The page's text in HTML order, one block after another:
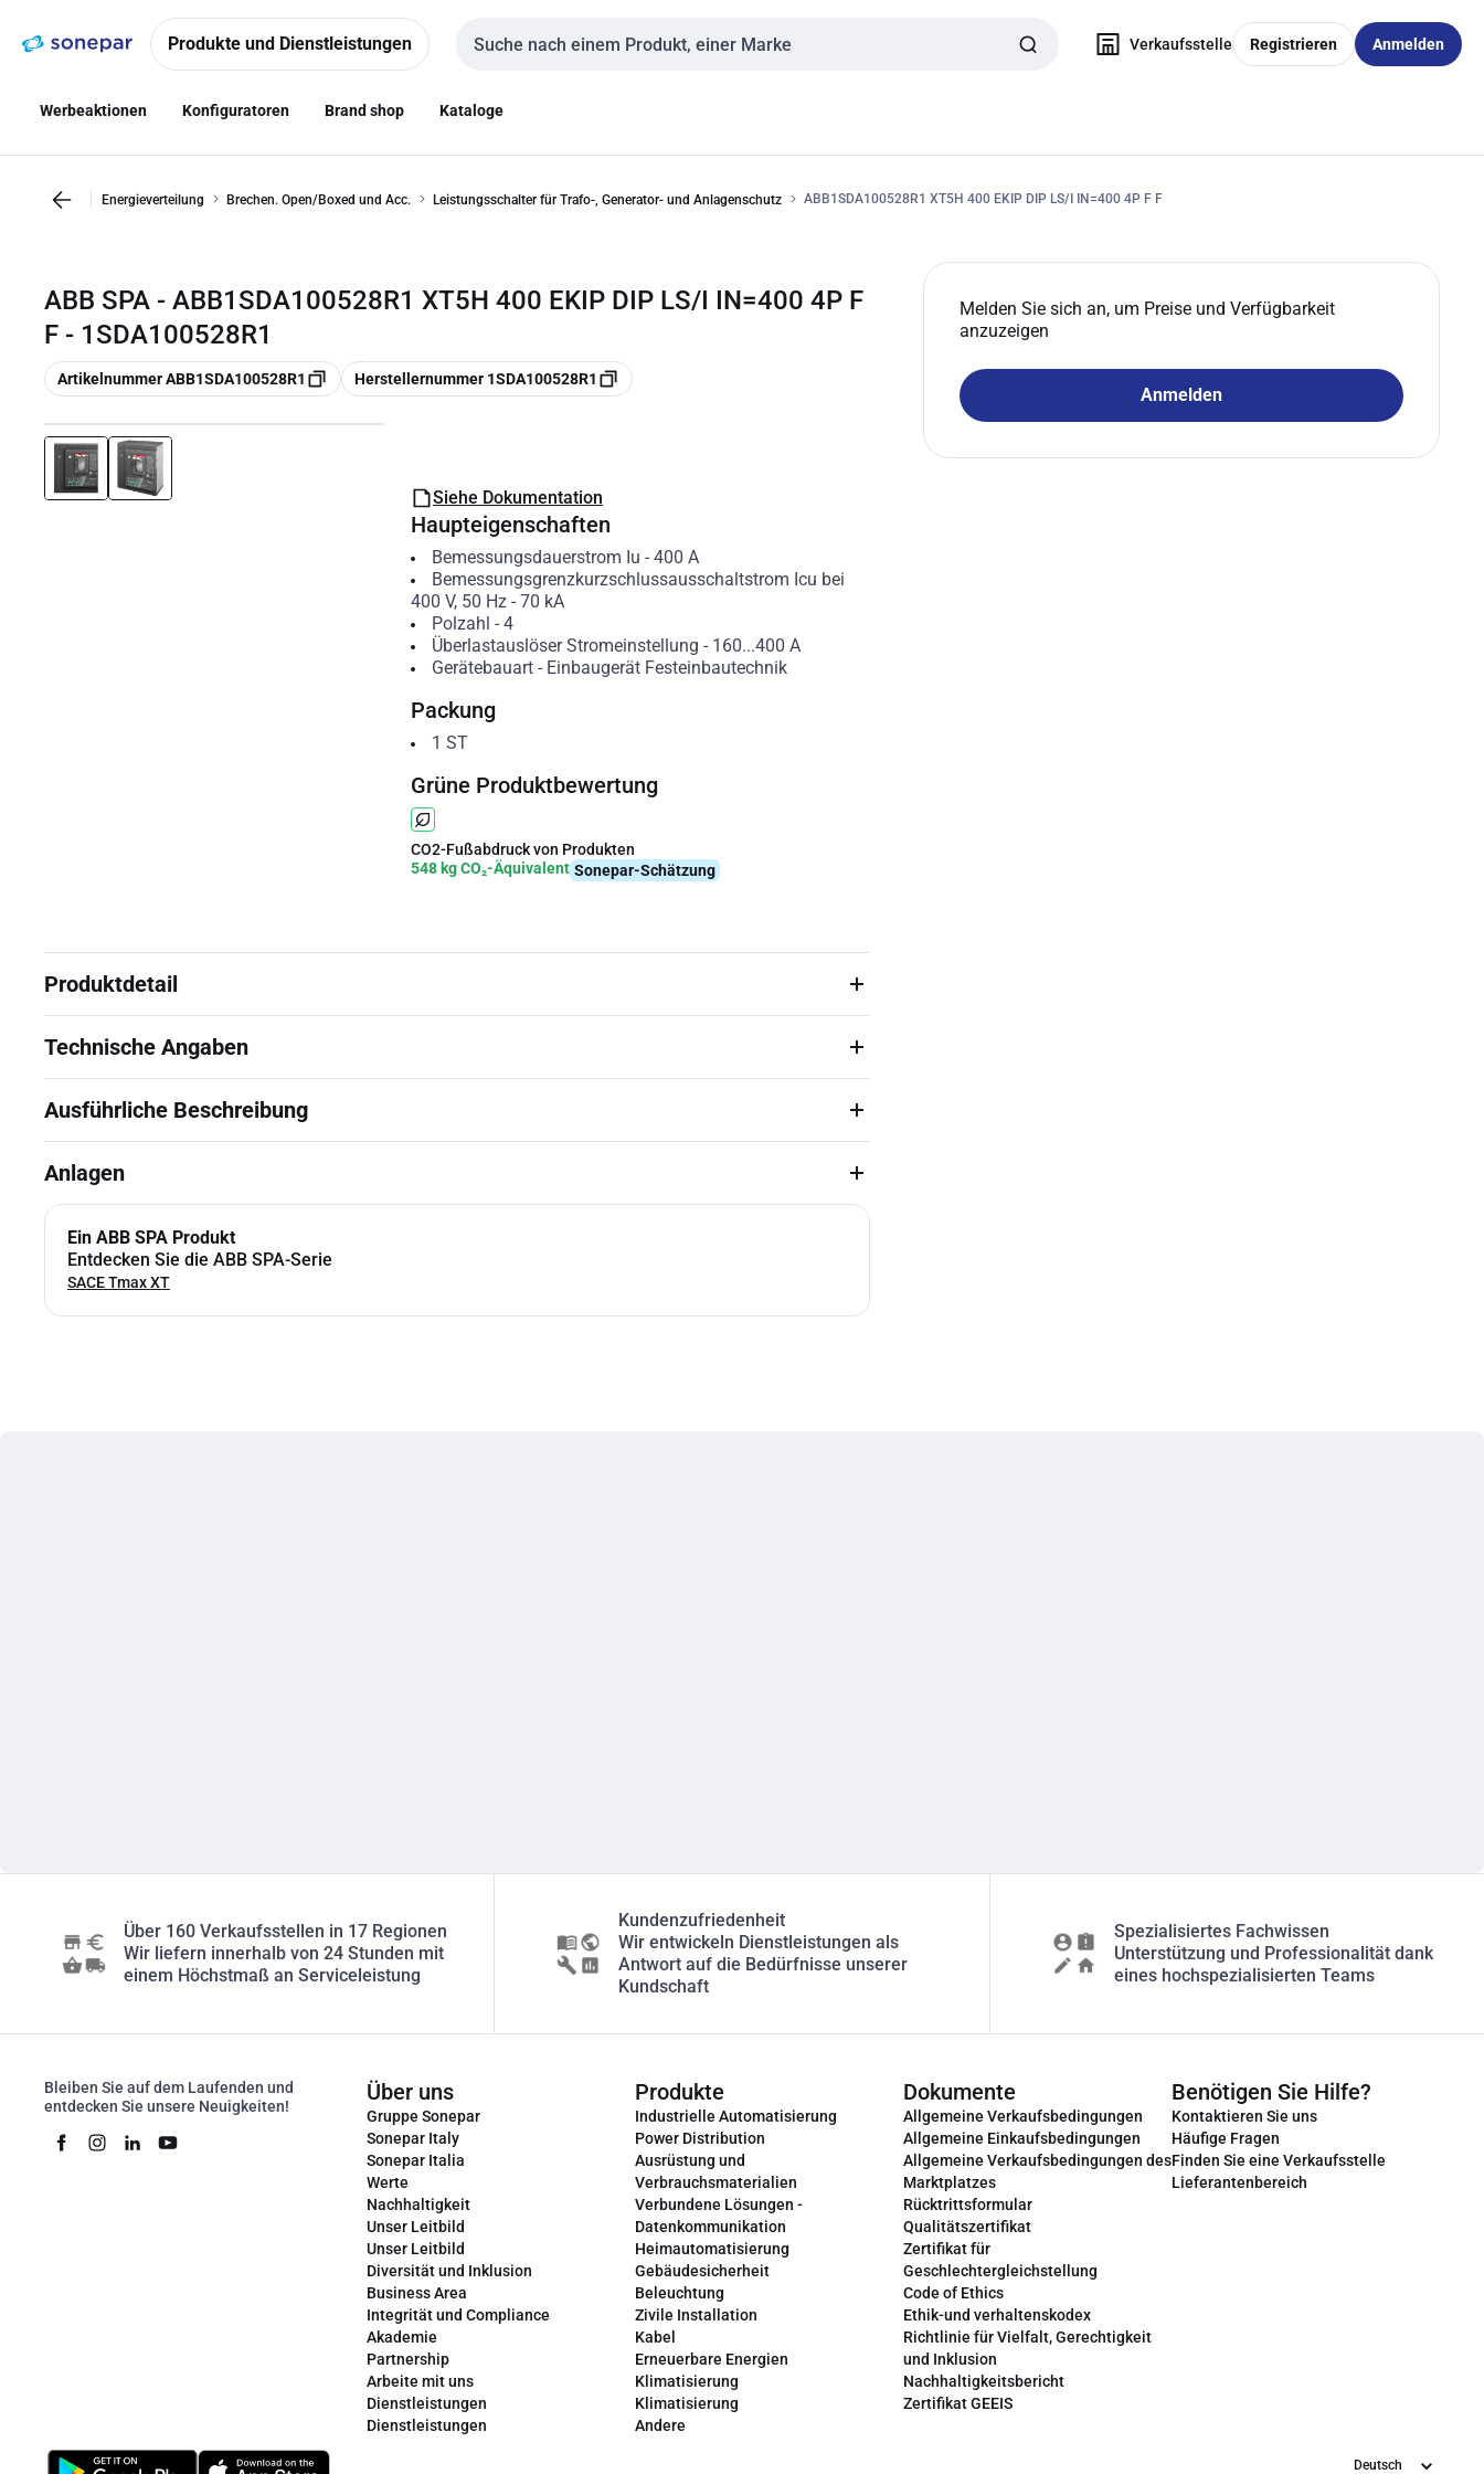
NavigationInhalt
Produkte und Dienstleistungen
Sucheingabe
Verkaufsstelle Registrieren Anmelden
Werbeaktionen Konfiguratoren Brand shop Kataloge
Energieverteilung Brechen. Open/Boxed und Acc. Leistungsschalter für Trafo-, Generator- und Anlagenschutz ABB1SDA100528R1 XT5H 400 EKIP DIP LS/I IN=400 4P F F
ABB SPA - ABB1SDA100528R1 XT5H 400 EKIP DIP LS/I IN=400 4P F
F - 1SDA100528R1
Kopieren
Artikelnummer ABB1SDA100528R1 Kopieren
Herstellernummer 1SDA100528R1
Melden Sie sich an, um Preise und Verfügbarkeit
anzuzeigen
Anmelden
Siehe Dokumentation
Haupteigenschaften
Bemessungsdauerstrom Iu - 400 A
Bemessungsgrenzkurzschlussausschaltstrom Icu bei
400 V, 50 Hz - 70 kA
Polzahl - 4
Überlastauslöser Stromeinstellung - 160...400 A
Gerätebauart- Einbaugerät Festeinbautechnik
Packung
1 ST
Grüne Produktbewertung
CO2-Fußabdruck von Produkten
548 kg CO₂-Äquivalent Sonepar-Schätzung
Produktdetail
Technische Angaben
Ausführliche Beschreibung
Anlagen
Ein ABB SPA Produkt
Entdecken Sie die ABB SPA-Serie
SACE Tmax XT
Über 160 Verkaufsstellen in 17 Regionen
Wir liefern innerhalb von 24 Stunden mit
einem Höchstmaß an Serviceleistung
Kundenzufriedenheit
Wir entwickeln Dienstleistungen als
Antwort auf die Bedürfnisse unserer
Kundschaft
Spezialisiertes Fachwissen
Unterstützung und Professionalität dank
eines hochspezialisierten Teams
Bleiben Sie auf dem Laufenden und
entdecken Sie unsere Neuigkeiten!
Über uns
Gruppe Sonepar
Sonepar Italy
Sonepar Italia
Werte
Nachhaltigkeit
Unser Leitbild
Unser Leitbild
Diversität und Inklusion
Business Area
Integrität und Compliance
Akademie
Partnership
Arbeite mit uns
Dienstleistungen
Dienstleistungen
Produkte
Industrielle Automatisierung
Power Distribution
Ausrüstung und
Verbrauchsmaterialien
Verbundene Lösungen -
Datenkommunikation
Heimautomatisierung
Gebäudesicherheit
Beleuchtung
Zivile Installation
Kabel
Erneuerbare Energien
Klimatisierung
Klimatisierung
Andere
Dokumente
Allgemeine Verkaufsbedingungen
Allgemeine Einkaufsbedingungen
Allgemeine Verkaufsbedingungen des
Marktplatzes
Rücktrittsformular
Qualitätszertifikat
Zertifikat für
Geschlechtergleichstellung
Code of Ethics
Ethik-und verhaltenskodex
Richtlinie für Vielfalt, Gerechtigkeit
und Inklusion
Nachhaltigkeitsbericht
Zertifikat GEEIS
Benötigen Sie Hilfe?
Kontaktieren Sie uns
Häufige Fragen
Finden Sie eine Verkaufsstelle
Lieferantenbereich